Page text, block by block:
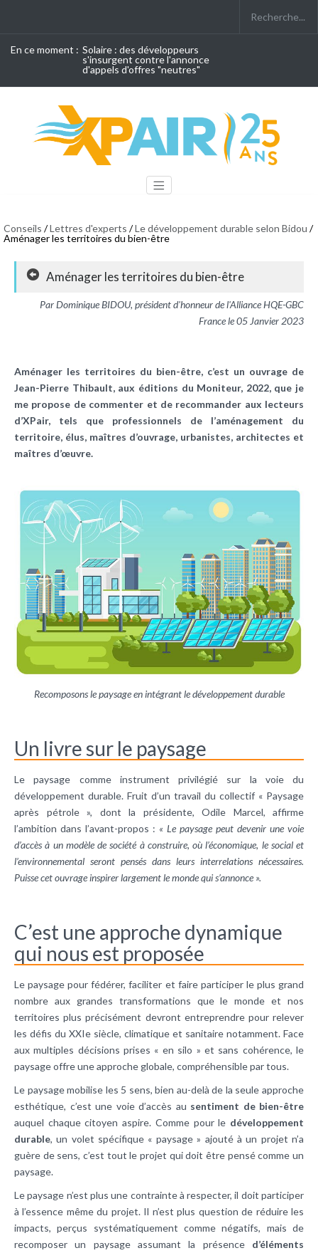
En ce moment : Solaire : des développeurs
s'insurgent contre l'annonce
d'appels d'offres "neutres"
Conseils /Lettres d'experts /Le développement durable selon Bidou /
Aménager les territoires du bien-être
Aménager les territoires du bien-être
Par Dominique BIDOU, président d'honneur de l'Alliance HQE-GBC
France le 05 Janvier 2023
Aménager les territoires du bien-être, c’est un ouvrage de
Jean-Pierre Thibault, aux éditions du Moniteur, 2022, que je
me propose de commenter et de recommander aux lecteurs
d’XPair, tels que professionnels de l’aménagement du
territoire, élus, maîtres d’ouvrage, urbanistes, architectes et
maîtres d’œuvre.
Recomposons le paysage en intégrant le développement durable
Un livre sur le paysage
Le paysage comme instrument privilégié sur la voie du
développement durable. Fruit d’un travail du collectif « Paysage
après pétrole », dont la présidente, Odile Marcel, affirme
l’ambition dans l’avant-propos : « Le paysage peut devenir une voie
d’accès à un modèle de société à construire, où l’économique, le social et
l’environnemental seront pensés dans leurs interrelations nécessaires.
Puisse cet ouvrage inspirer largement le monde qui s’annonce ».
C’est une approche dynamique
qui nous est proposée
Le paysage pour fédérer, faciliter et faire participer le plus grand
nombre aux grandes transformations que le monde et nos
territoires plus précisément devront entreprendre pour relever
les défis du XXIe siècle, climatique et sanitaire notamment. Face
aux multiples décisions prises « en silo » et sans cohérence, le
paysage offre une approche globale, compréhensible par tous.
Le paysage mobilise les 5 sens, bien au-delà de la seule approche
esthétique, c’est une voie d’accès au sentiment de bien-être
auquel chaque citoyen aspire. Comme pour le développement
durable, un volet spécifique « paysage » ajouté à un projet n’a
guère de sens, c’est tout le projet qui doit être pensé comme un
paysage.
Le paysage n’est plus une contrainte à respecter, il doit participer
à l’essence même du projet. Il n’est plus question de réduire les
impacts, perçus systématiquement comme négatifs, mais de
recomposer un paysage assumant la présence d’éléments